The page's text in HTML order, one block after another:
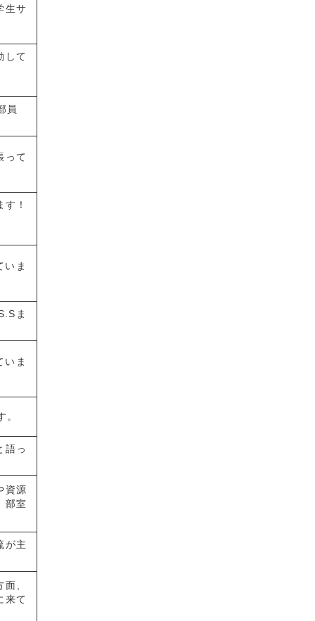
生サ
して
員
って
！
ま
ま
ま
語っ
資源
部室
が主
、
来て